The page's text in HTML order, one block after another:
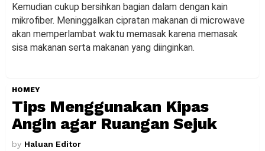
Kemudian cukup bersihkan bagian dalam dengan kain
mikrofiber. Meninggalkan cipratan makanan di microwave
akan memperlambat waktu memasak karena memasak
sisa makanan serta makanan yang diinginkan.
HOMEY
Tips Menggunakan Kipas
Angin agar Ruangan Sejuk
by Haluan Editor